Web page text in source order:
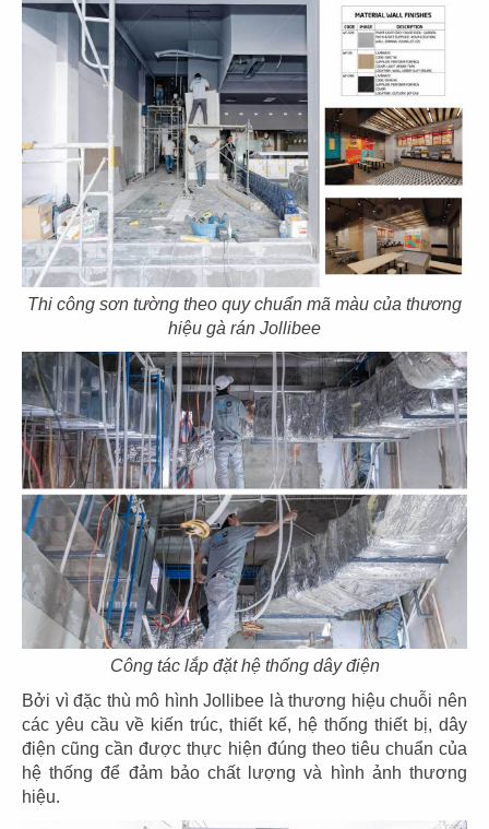
Thi công sơn tường theo quy chuẩn mã màu của thương
hiệu gà rán Jollibee
Công tác lắp đặt hệ thống dây điện
Bởi vì đặc thù mô hình Jollibee là thương hiệu chuỗi nên
các yêu cầu về kiến trúc, thiết kế, hệ thống thiết bị, dây
điện cũng cần được thực hiện đúng theo tiêu chuẩn của
hệ thống để đảm bảo chất lượng và hình ảnh thương
hiệu.
BẮC KIM THANG
CN Marina IFC
BẮC KIM THANG
CN Thiso Mall Sala
55
BẮC KIM THANG
CN Crescent Mall
56
BẮC KIM THANG
CN Estella Palace
57
SOM TUM THAI
CN Vincom 3/2
58
SOM TUM THAI
CN Vincom Quang Trung
59
SOM TUM THAI
60
DÌ MAI